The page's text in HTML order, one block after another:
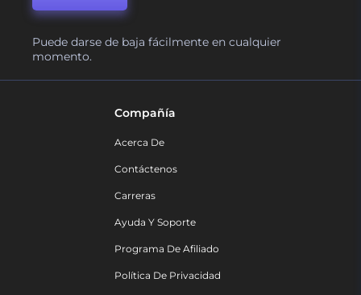
Puede darse de baja fácilmente en cualquier
momento.
Compañía
Acerca De
Contáctenos
Carreras
Ayuda Y Soporte
Programa De Afiliado
Política De Privacidad